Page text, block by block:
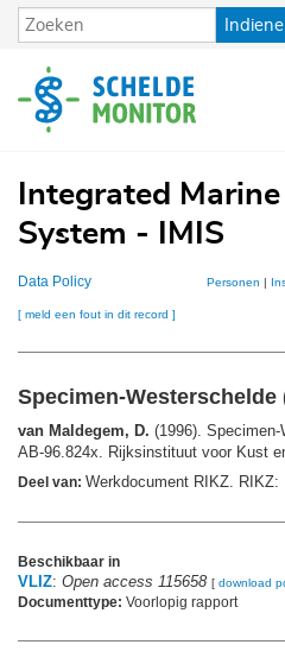
Overslaan
en
de
inhoud
Integrated
System - IMIS
Data Policy Personen |
[ meld een fout in dit record ]
Specimen-Westerschelde
van Maldegem, D. (1996). Specimen-
AB-96.824x. Rijksinstituut voor Kust
Deel van: Werkdocument RIKZ. RIKZ:
Beschikbaar in
VLIZ: Open access 115658 [ download
Documenttype: Voorlopig rapport